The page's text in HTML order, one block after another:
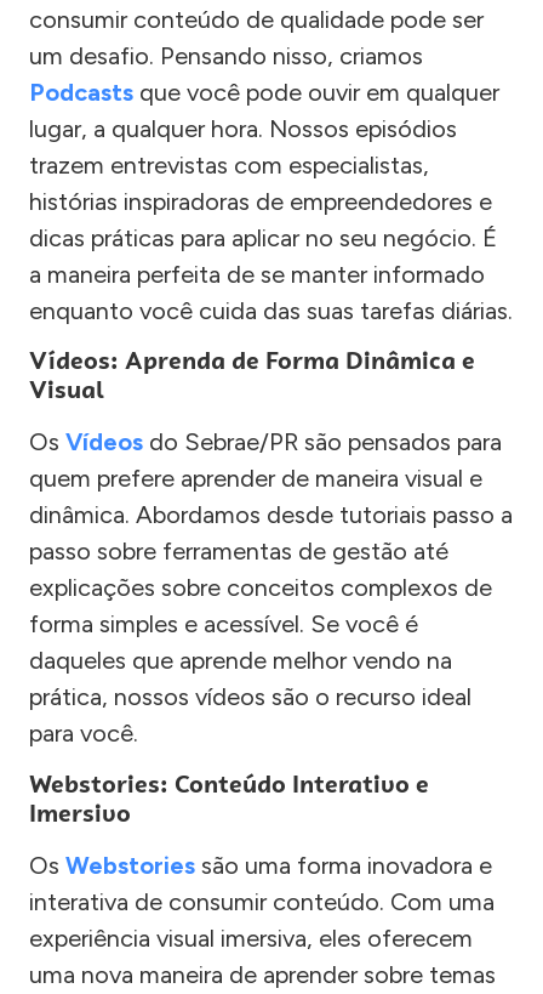
consumir conteúdo de qualidade pode ser
um desafio. Pensando nisso, criamos
Podcasts que você pode ouvir em qualquer
lugar, a qualquer hora. Nossos episódios
trazem entrevistas com especialistas,
histórias inspiradoras de empreendedores e
dicas práticas para aplicar no seu negócio. É
a maneira perfeita de se manter informado
enquanto você cuida das suas tarefas diárias.
Vídeos: Aprenda de Forma Dinâmica e
Visual
Os Vídeos do Sebrae/PR são pensados para
quem prefere aprender de maneira visual e
dinâmica. Abordamos desde tutoriais passo a
passo sobre ferramentas de gestão até
explicações sobre conceitos complexos de
forma simples e acessível. Se você é
daqueles que aprende melhor vendo na
prática, nossos vídeos são o recurso ideal
para você.
Webstories: Conteúdo Interativo e
Imersivo
Os Webstories são uma forma inovadora e
interativa de consumir conteúdo. Com uma
experiência visual imersiva, eles oferecem
uma nova maneira de aprender sobre temas